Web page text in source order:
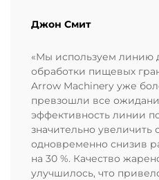
Джон Смит
«Мы используем линию
обработки пищевых
Arrow Machinery уже
превзошли все
эффективность линии
значительно
одновременно снизив
на 30 %. Качество
улучшилось, что